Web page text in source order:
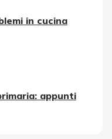
in cucina
appunti